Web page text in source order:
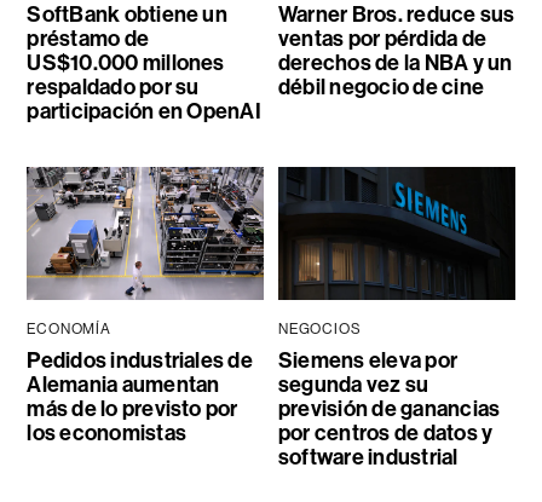
SoftBank obtiene un
préstamo de
US$10.000 millones
respaldado por su
participación en OpenAI
Warner Bros. reduce sus
ventas por pérdida de
derechos de la NBA y un
débil negocio de cine
ECONOMÍA
Pedidos industriales de
Alemania aumentan
más de lo previsto por
los economistas
NEGOCIOS
Siemens eleva por
segunda vez su
previsión de ganancias
por centros de datos y
software industrial